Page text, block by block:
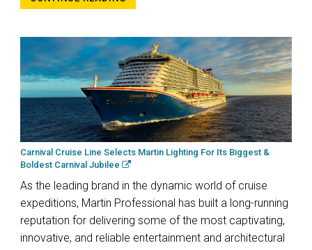
Carnival Cruise Line Selects Martin Lighting For Its Biggest &
Boldest Carnival Jubilee
As the leading brand in the dynamic world of cruise
expeditions, Martin Professional has built a long-running
reputation for delivering some of the most captivating,
innovative, and reliable entertainment and architectural